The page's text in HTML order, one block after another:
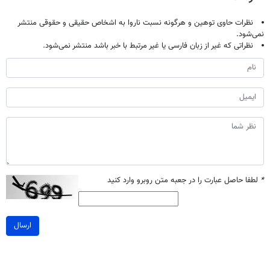
نظرات حاوی توهین و هرگونه نسبت ناروا به اشخاص حقیقی و حقوقی منتشر
نمی‌شود.
نظراتی که غیر از زبان فارسی یا غیر مرتبط با خبر باشد منتشر نمی‌شود.
* لطفا حاصل عبارت را در جعبه متن روبرو وارد کنید
ارسال